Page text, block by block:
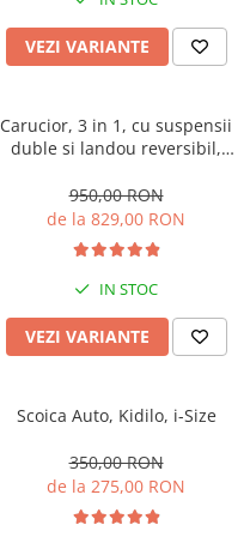
VEZI VARIANTE
Carucior, 3 in 1, cu suspensii
duble si landou reversibil,
luni - 3 ani, Original L-Sun
950,00 RON
de la 829,00 RON
IN STOC
VEZI VARIANTE
Scoica Auto, Kidilo, i-Size
350,00 RON
de la 275,00 RON